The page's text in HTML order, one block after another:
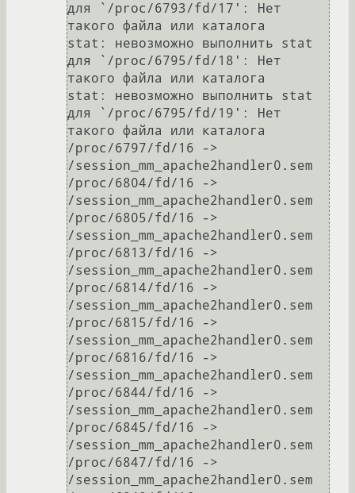
для `/proc/6793/fd/17': Нет
такого файла или каталога
stat: невозможно выполнить stat
для `/proc/6795/fd/18': Нет
такого файла или каталога
stat: невозможно выполнить stat
для `/proc/6795/fd/19': Нет
такого файла или каталога
/proc/6797/fd/16 ->
/session_mm_apache2handler0.sem
/proc/6804/fd/16 ->
/session_mm_apache2handler0.sem
/proc/6805/fd/16 ->
/session_mm_apache2handler0.sem
/proc/6813/fd/16 ->
/session_mm_apache2handler0.sem
/proc/6814/fd/16 ->
/session_mm_apache2handler0.sem
/proc/6815/fd/16 ->
/session_mm_apache2handler0.sem
/proc/6816/fd/16 ->
/session_mm_apache2handler0.sem
/proc/6844/fd/16 ->
/session_mm_apache2handler0.sem
/proc/6845/fd/16 ->
/session_mm_apache2handler0.sem
/proc/6847/fd/16 ->
/session_mm_apache2handler0.sem